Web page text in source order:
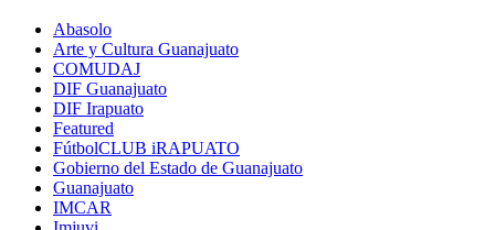
Abasolo
Arte y Cultura Guanajuato
COMUDAJ
DIF Guanajuato
DIF Irapuato
Featured
FútbolCLUB iRAPUATO
Gobierno del Estado de Guanajuato
Guanajuato
IMCAR